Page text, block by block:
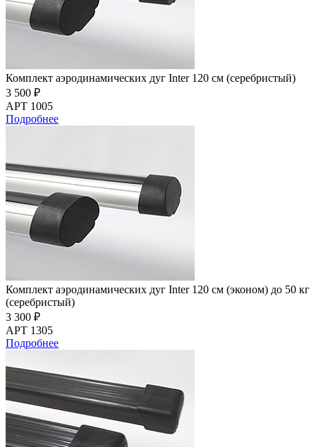
Комплект аэродинамических дуг Inter 120 см (серебристый)
3 500 ₽
АРТ 1005
Подробнее
Комплект аэродинамических дуг Inter 120 см (эконом) до 50 кг
(серебристый)
3 300 ₽
АРТ 1305
Подробнее